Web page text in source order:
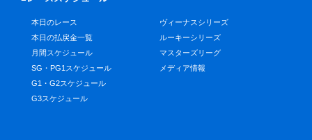
本日のレース
本日の払戻金一覧
月間スケジュール
SG・PG1スケジュール
G1・G2スケジュール
G3スケジュール
ヴィーナスシリーズ
ルーキーシリーズ
マスターズリーグ
メディア情報